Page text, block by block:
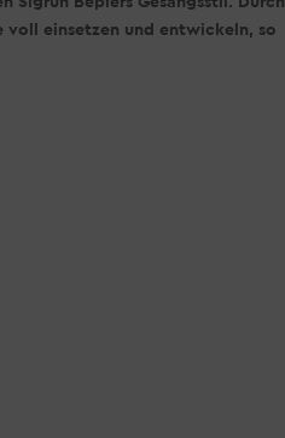
voll einsetzen und entwickeln, so